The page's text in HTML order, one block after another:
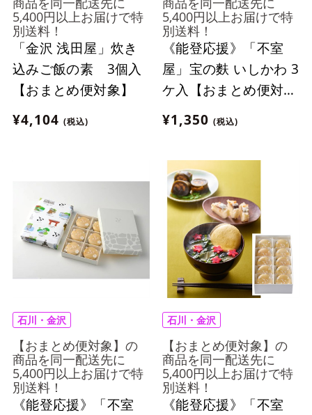
5,400円以上お届けで特
別送料！
「金沢 浅田屋」炊き
込みご飯の素 3個入
【おまとめ便対象】
¥4,104 (税込)
5,400円以上お届けで特
別送料！
《能登応援》「不室
屋」宝の麩 いしかわ 3
ケ入【おまとめ便対
象】
¥1,350 (税込)
石川・金沢
【おまとめ便対象】の
商品を同一配送先に
5,400円以上お届けで特
別送料！
《能登応援》「不室
石川・金沢
【おまとめ便対象】の
商品を同一配送先に
5,400円以上お届けで特
別送料！
《能登応援》「不室